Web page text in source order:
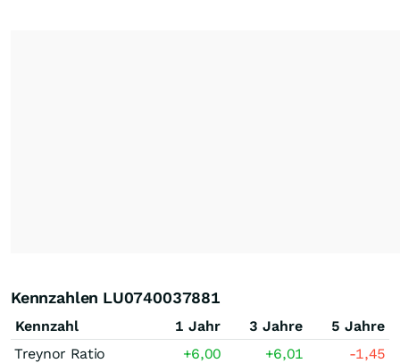
Kennzahlen LU0740037881
Kennzahl 1 Jahr 3 Jahre
5 Jahre
Treynor Ratio
+6,00 +6,01
-1,45